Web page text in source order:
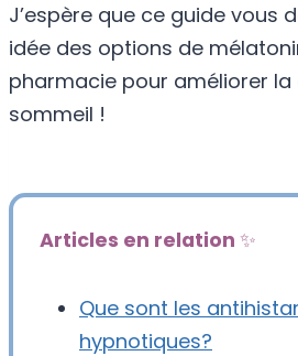
J’espère que ce guide vous
idée des options de
pharmacie pour améliorer
sommeil !
Articles en relation ✨
Que sont les
hypnotiques?